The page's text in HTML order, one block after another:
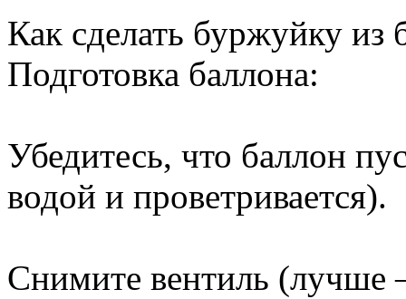
Как сделать буржуйку из
Подготовка баллона:
Убедитесь, что баллон
водой и проветривается).
Снимите вентиль